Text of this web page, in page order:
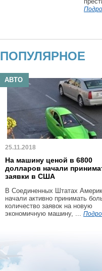
ПОПУЛЯРНОЕ
АВТО
25.11.2018
На машину ценой в 6800
долларов начали
заявки в США
В Соединенных Штатах
начали активно принимать
количество заявок на новую
экономичную машину, ...